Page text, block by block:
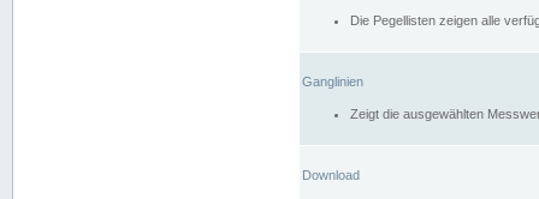
Die Pegellisten zeigen alle
Ganglinien
Zeigt die ausgewählten
Download